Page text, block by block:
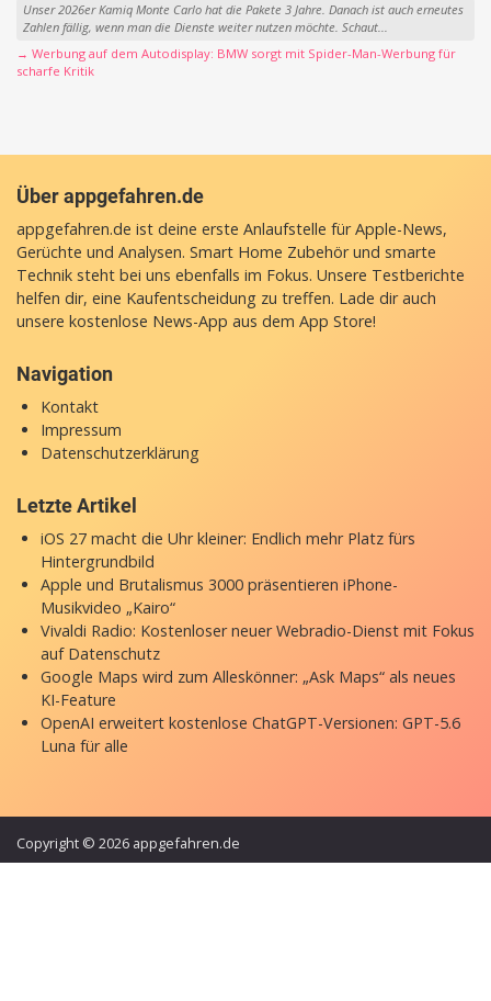
Unser 2026er Kamiq Monte Carlo hat die Pakete 3 Jahre. Danach ist auch erneutes
Zahlen fällig, wenn man die Dienste weiter nutzen möchte. Schaut...
→ Werbung auf dem Autodisplay: BMW sorgt mit Spider-Man-Werbung für
scharfe Kritik
Über appgefahren.de
appgefahren.de ist deine erste Anlaufstelle für Apple-News,
Gerüchte und Analysen. Smart Home Zubehör und smarte
Technik steht bei uns ebenfalls im Fokus. Unsere Testberichte
helfen dir, eine Kaufentscheidung zu treffen. Lade dir auch
unsere kostenlose News-App aus dem App Store!
Navigation
Kontakt
Impressum
Datenschutzerklärung
Letzte Artikel
iOS 27 macht die Uhr kleiner: Endlich mehr Platz fürs
Hintergrundbild
Apple und Brutalismus 3000 präsentieren iPhone-
Musikvideo „Kairo“
Vivaldi Radio: Kostenloser neuer Webradio-Dienst mit Fokus
auf Datenschutz
Google Maps wird zum Alleskönner: „Ask Maps“ als neues
KI-Feature
OpenAI erweitert kostenlose ChatGPT-Versionen: GPT-5.6
Luna für alle
Copyright © 2026 appgefahren.de